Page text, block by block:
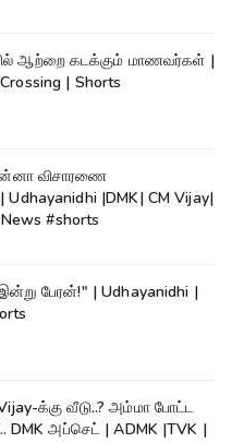
ஆற்றை கடக்கும் மாணவர்கள் |
| Shorts
விசாரணை
|DMK| CM Vijay|
#shorts
பேரன்!" | Udhayanidhi |
க்கு வீடு..? அம்மா போட்ட
DMK அப்செட் | ADMK |TVK |